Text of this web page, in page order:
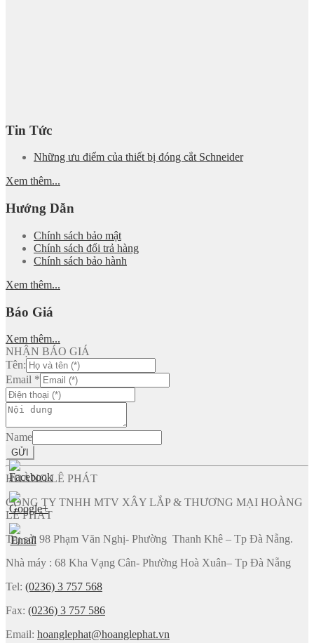
Tin Tức
Những ưu điểm của thiết bị đóng cắt Schneider
Xem thêm...
Hướng Dẫn
Chính sách bảo mật
Chính sách đổi trả hàng
Chính sách bảo hành
Xem thêm...
Báo Giá
Xem thêm...
NHẬN BÁO GIÁ
Tên:
Email *
Name
GỬI
HOÀNG LÊ PHÁT
CÔNG TY TNHH MTV XÂY LẮP & THƯƠNG MẠI HOÀNG
LÊ PHÁT
Trụ sở: 98 Phạm Văn Nghị- Phường Thanh Khê – Tp Đà Nẵng.
Nhà máy : 68 Kha Vạng Cân- Phường Hoà Xuân– Tp Đà Nẵng
Tel: (0236) 3 757 568
Fax: (0236) 3 757 586
Email: hoanglephat@hoanglephat.vn